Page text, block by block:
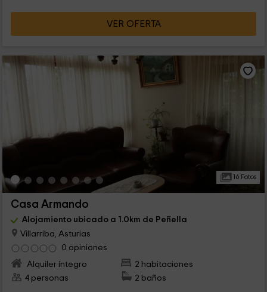
VER OFERTA
16 Fotos
Casa Armando
Alojamiento ubicado a 1.0km de Peñella
Villarriba, Asturias
0 opiniones
Alquiler íntegro
2 habitaciones
4 personas
2 baños